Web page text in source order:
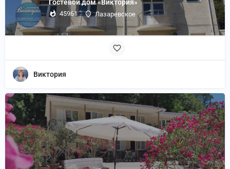
Гостевой дом «Виктория»
45961 Лазаревское
Виктория